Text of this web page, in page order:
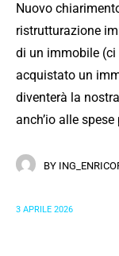
Nuovo
ristrutturazione
di un immobile
acquistato un
diventerà la
anch’io alle
BY
3 APRILE 2026